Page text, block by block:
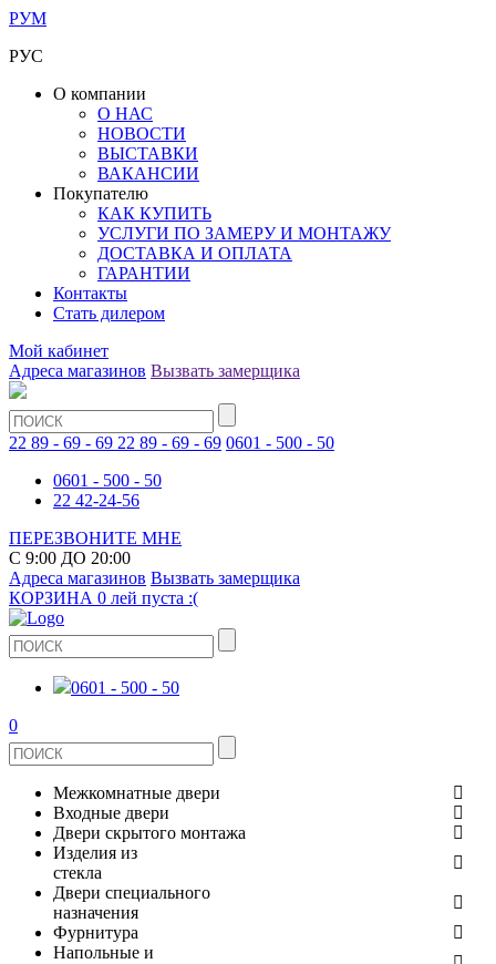
РУМ
РУС
О компании
О НАС
НОВОСТИ
ВЫСТАВКИ
ВАКАНСИИ
Покупателю
КАК КУПИТЬ
УСЛУГИ ПО ЗАМЕРУ И МОНТАЖУ
ДОСТАВКА И ОПЛАТА
ГАРАНТИИ
Контакты
Стать дилером
Мой кабинет
Адреса магазинов Вызвать замерщика
22 89 - 69 - 69 22 89 - 69 - 69 0601 - 500 - 50
0601 - 500 - 50
22 42-24-56
ПЕРЕЗВОНИТЕ МНЕ
С 9:00 ДО 20:00
Адреса магазинов Вызвать замерщика
КОРЗИНА 0 лей пуста :(
0601 - 500 - 50
0
Межкомнатные двери
ШПОНИРОВАНЫЕ
ЭКОШПОН
ЭМАЛЬ
Входные двери
МЕТАЛЛИЧЕСКИЕ ДВЕРИ
В КВАРТИРУ
ДЛЯ ДОМА
Двери скрытого монтажа
СТЕКЛЯННЫЕ
ЗЕРКАЛЬНЫЕ
Изделия из
стекла
ДВЕРИ
Двери специального
назначения
ПРОТИВОПОЖАРНЫЕ
Фурнитура
Напольные и